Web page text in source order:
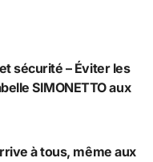
SIMONETTO aux
à tous, même aux